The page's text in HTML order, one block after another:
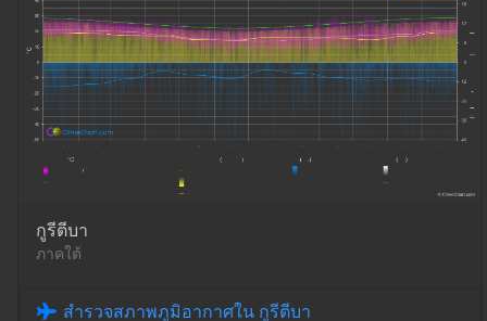
กูรีตีบา
ภาคใต้
สำรวจสภาพภูมิอากาศใน กูรีตีบา